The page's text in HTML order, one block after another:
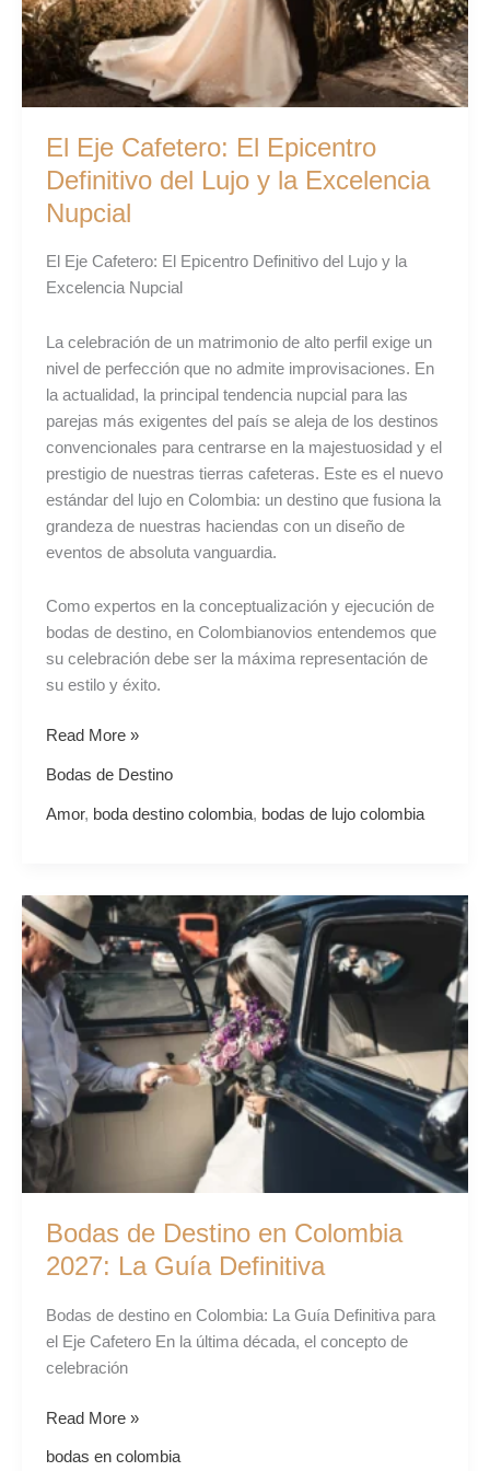
El Eje Cafetero: El Epicentro
Definitivo del Lujo y la Excelencia
Nupcial
El Eje Cafetero: El Epicentro Definitivo del Lujo y la
Excelencia Nupcial
La celebración de un matrimonio de alto perfil exige un
nivel de perfección que no admite improvisaciones. En
la actualidad, la principal tendencia nupcial para las
parejas más exigentes del país se aleja de los destinos
convencionales para centrarse en la majestuosidad y el
prestigio de nuestras tierras cafeteras. Este es el nuevo
estándar del lujo en Colombia: un destino que fusiona la
grandeza de nuestras haciendas con un diseño de
eventos de absoluta vanguardia.
Como expertos en la conceptualización y ejecución de
bodas de destino, en Colombianovios entendemos que
su celebración debe ser la máxima representación de
su estilo y éxito.
Lujo
y
Excelencia
Nupcial
Read More »
Bodas de Destino
Amor, boda destino colombia, bodas de lujo colombia
Bodas de Destino en Colombia
2027: La Guía Definitiva
Bodas de destino en Colombia: La Guía Definitiva para
el Eje Cafetero En la última década, el concepto de
celebración
Bodas
de
Destino
en
Colombia
2027:
La
Guía
Definitiva
Read More »
bodas en colombia